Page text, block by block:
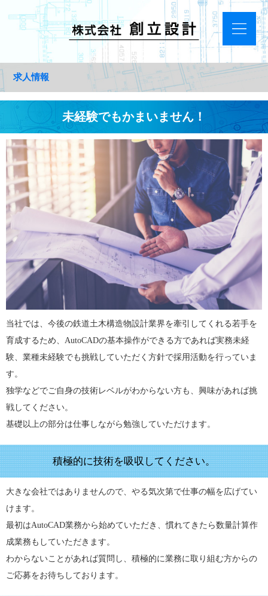
求人情報
未経験でもかまいません！
当社では、今後の鉄道土木構造物設計業界を牽引してくれる若手を
育成するため、AutoCADの基本操作ができる方であれば実務未経
験、業種未経験でも挑戦していただく方針で採用活動を行っていま
す。
独学などでご自身の技術レベルがわからない方も、興味があれば挑
戦してください。
基礎以上の部分は仕事しながら勉強していただけます。
積極的に技術を吸収してください。
大きな会社ではありませんので、やる気次第で仕事の幅を広げてい
けます。
最初はAutoCAD業務から始めていただき、慣れてきたら数量計算作
成業務もしていただきます。
わからないことがあれば質問し、積極的に業務に取り組む方からの
ご応募をお待ちしております。